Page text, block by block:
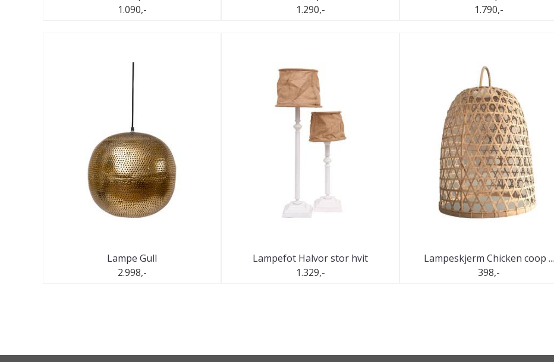
1.090,-
1.290,-
1.790,-
Lampe Gull
2.998,-
Lampefot Halvor stor hvit
1.329,-
Lampeskjerm Chicken coop ...
398,-